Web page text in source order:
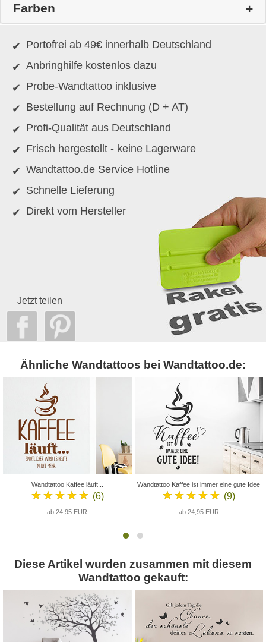
Farben
Portofrei ab 49€ innerhalb Deutschland
Anbringhilfe kostenlos dazu
Probe-Wandtattoo inklusive
Bestellung auf Rechnung (D + AT)
Profi-Qualität aus Deutschland
Frisch hergestellt - keine Lagerware
Wandtattoo.de Service Hotline
Schnelle Lieferung
Direkt vom Hersteller
Jetzt teilen
Ähnliche Wandtattoos bei Wandtattoo.de:
Wandtattoo Kaffee läuft...
★★★★★ (6)
ab 24,95 EUR
Wandtattoo Kaffee ist immer eine gute Idee
★★★★★ (9)
ab 24,95 EUR
Diese Artikel wurden zusammen mit diesem
Wandtattoo gekauft: